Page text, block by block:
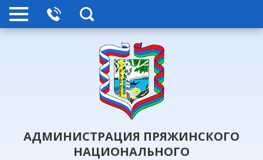
АДМИНИСТРАЦИЯ ПРЯЖИНСКОГО
НАЦИОНАЛЬНОГО